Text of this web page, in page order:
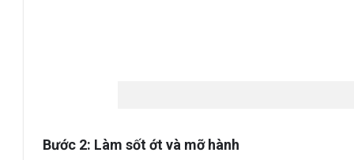
Bước 2: Làm sốt ớt và mỡ hành